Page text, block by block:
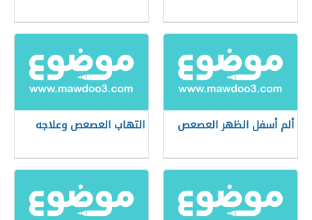
ألم أسفل الظهر العصعص التهاب العصعص وعلاجه